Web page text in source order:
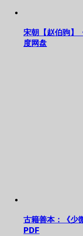
宋朝【赵伯驹】
度网盘
古籍善本：《少
PDF